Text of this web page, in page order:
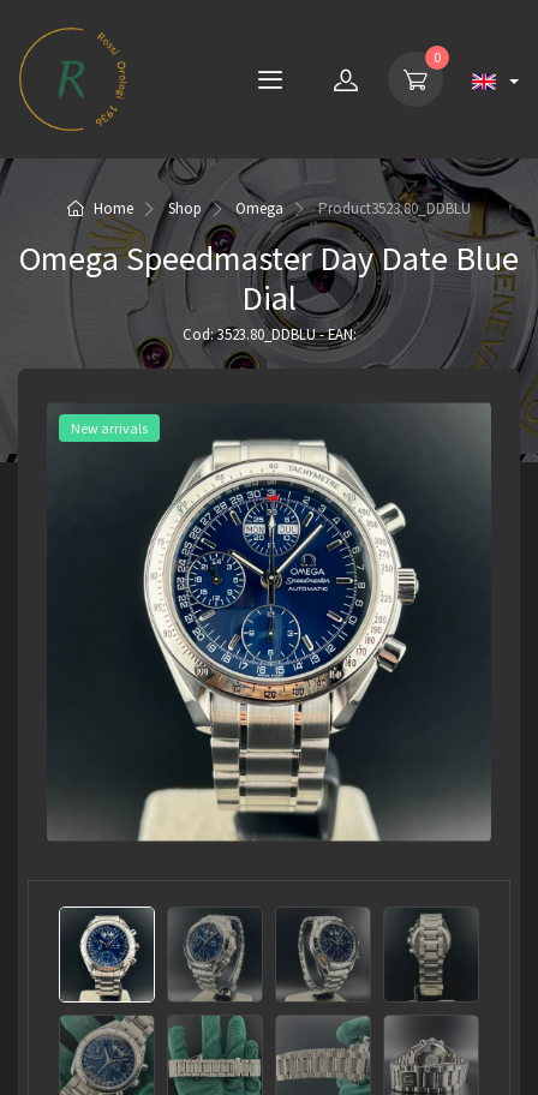
0
Home Shop Omega Product3523.80_DDBLU
Omega Speedmaster Day Date Blue
Dial
Cod: 3523.80_DDBLU - EAN:
New arrivals